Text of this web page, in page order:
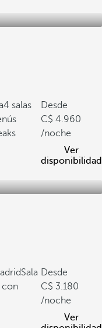
4 salas
Desde
4.960
/noche
Ver
disponibilidad
Sala
con
Desde
3.180
/noche
Ver